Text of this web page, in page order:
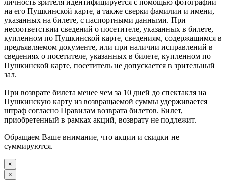
личность зрителя идентифицируется с помощью фотографии
на его Пушкинской карте, а также сверки фамилии и имени,
указанных на билете, с паспортными данными. При
несоответствии сведений о посетителе, указанных в билете,
купленном по Пушкинской карте, сведениям, содержащимся в
предъявляемом документе, или при наличии исправлений в
сведениях о посетителе, указанных в билете, купленном по
Пушкинской карте, посетитель не допускается в зрительный
зал.
При возврате билета менее чем за 10 дней до спектакля на
Пушкинскую карту из возвращаемой суммы удерживается
штраф согласно Правилам возврата билетов. Билет,
приобретенный в рамках акций, возврату не подлежит.
Обращаем Ваше внимание, что акции и скидки не
суммируются.
×
×